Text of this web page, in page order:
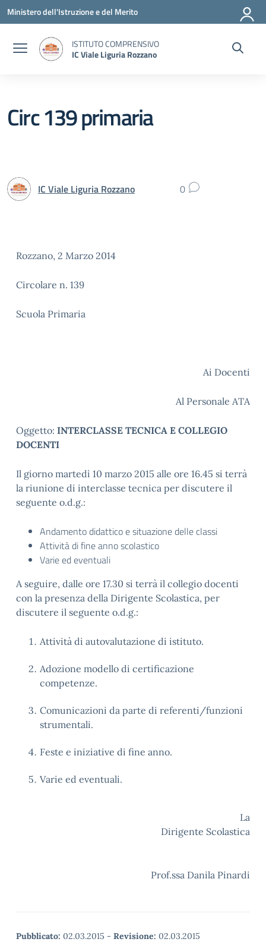
Vai ai contenuti
Vai al menu di navigazione
Vai al footer
Ministero dell'Istruzione e del Merito
ISTITUTO COMPRENSIVO
IC Viale Liguria Rozzano
Circ 139 primaria
IC Viale Liguria Rozzano 0
Rozzano, 2 Marzo 2014
Circolare n. 139
Scuola Primaria
Ai Docenti
Al Personale ATA
Oggetto: INTERCLASSE TECNICA E COLLEGIO
DOCENTI
Il giorno martedì 10 marzo 2015 alle ore 16.45 si terrà
la riunione di interclasse tecnica per discutere il
seguente o.d.g.:
Andamento didattico e situazione delle classi
Attività di fine anno scolastico
Varie ed eventuali
A seguire, dalle ore 17.30 si terrà il collegio docenti
con la presenza della Dirigente Scolastica, per
discutere il seguente o.d.g.:
Attività di autovalutazione di istituto.
Adozione modello di certificazione
competenze.
Comunicazioni da parte di referenti/funzioni
strumentali.
Feste e iniziative di fine anno.
Varie ed eventuali.
La
Dirigente Scolastica
Prof.ssa Danila Pinardi
Pubblicato: 02.03.2015 - Revisione: 02.03.2015